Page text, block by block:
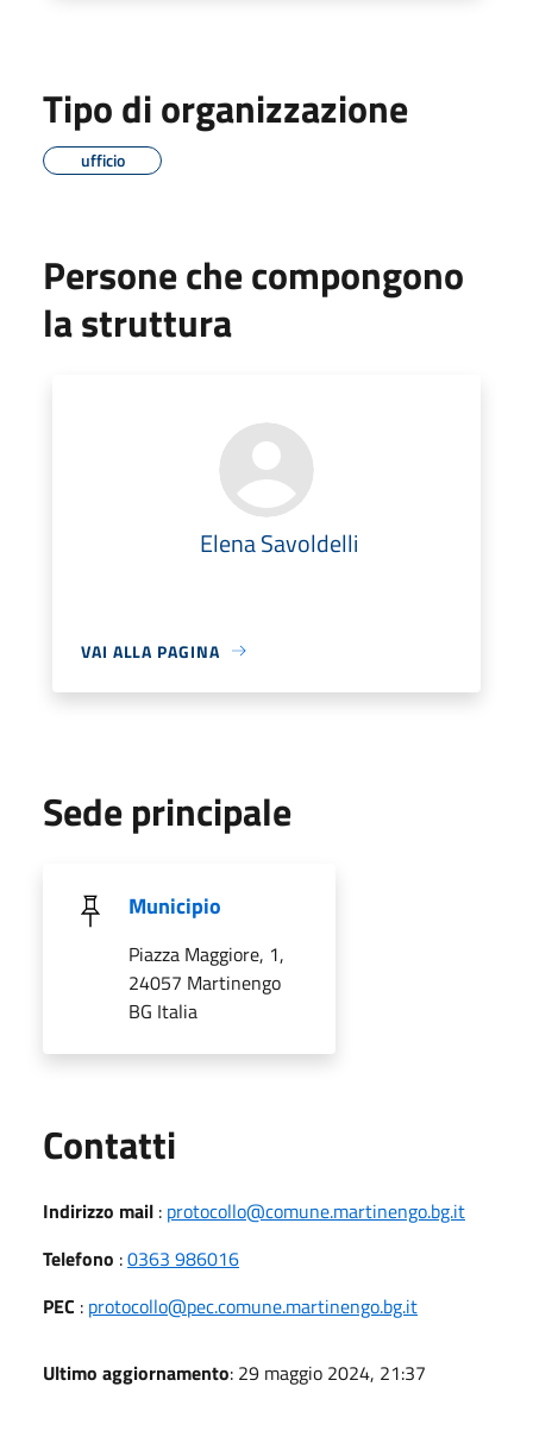
Tipo di organizzazione
ufficio
Persone che compongono
la struttura
Elena Savoldelli
VAI ALLA PAGINA
Sede principale
Municipio
Piazza Maggiore, 1,
24057 Martinengo
BG Italia
Contatti
Indirizzo mail : protocollo@comune.martinengo.bg.it
Telefono :0363 986016
PEC : protocollo@pec.comune.martinengo.bg.it
Ultimo aggiornamento: 29 maggio 2024, 21:37